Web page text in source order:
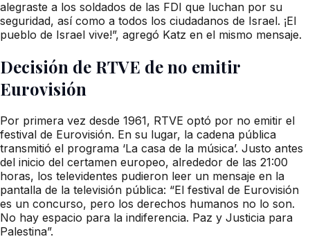
alegraste a los soldados de las FDI que luchan por su
seguridad, así como a todos los ciudadanos de Israel. ¡El
pueblo de Israel vive!”, agregó Katz en el mismo mensaje.
Decisión de RTVE de no emitir
Eurovisión
Por primera vez desde 1961, RTVE optó por no emitir el
festival de Eurovisión. En su lugar, la cadena pública
transmitió el programa ‘La casa de la música’. Justo antes
del inicio del certamen europeo, alrededor de las 21:00
horas, los televidentes pudieron leer un mensaje en la
pantalla de la televisión pública: “El festival de Eurovisión
es un concurso, pero los derechos humanos no lo son.
No hay espacio para la indiferencia. Paz y Justicia para
Palestina”.